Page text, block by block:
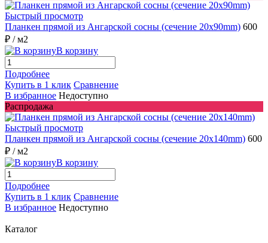
Быстрый просмотр
Планкен прямой из Ангарской сосны (сечение 20x90mm) 600
₽ / м2
В корзину
Подробнее
Купить в 1 клик Сравнение
В избранное Недоступно
Распродажа
Быстрый просмотр
Планкен прямой из Ангарской сосны (сечение 20х140mm) 600
₽ / м2
В корзину
Подробнее
Купить в 1 клик Сравнение
В избранное Недоступно
Каталог